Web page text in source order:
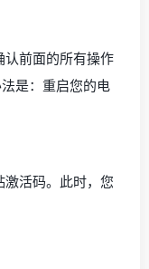
认前面的所有操作
是：重启您的电
激活码。此时，您